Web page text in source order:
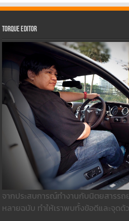
Torque Editor
จากประสบการณ์ทำงานกับนิตยสารรถ
หลายฉบับ ทำให้เราพบทั้งข้อดีและจุดด้